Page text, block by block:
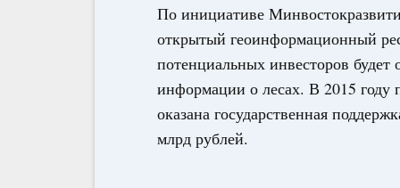
По инициативе
открытый геоинформационный
потенциальных инвесторов будет
информации о лесах. В 2015 году
оказана государственная
млрд рублей.